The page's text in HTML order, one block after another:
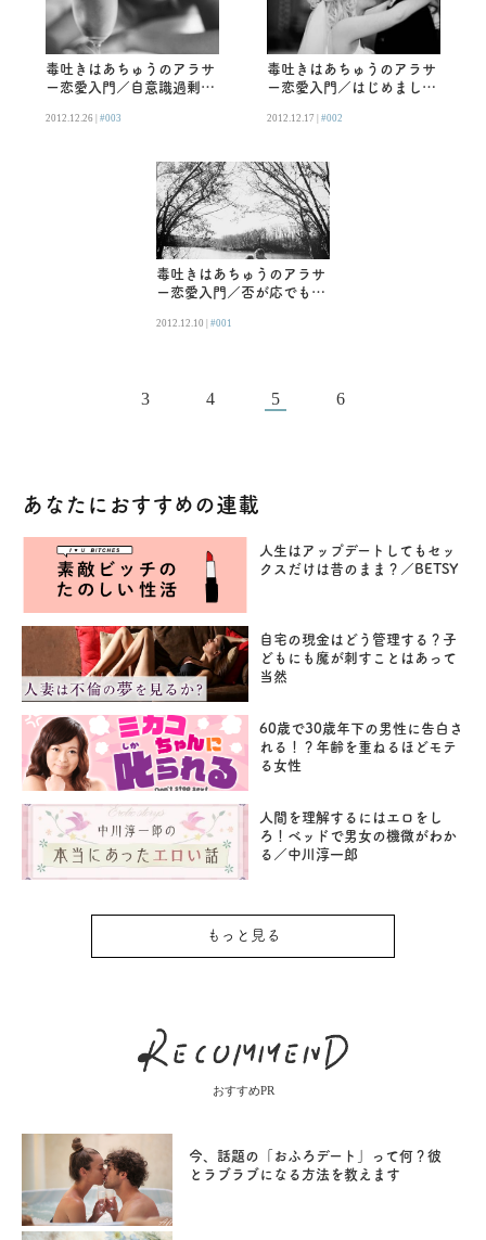
毒吐きはあちゅうのアラサ
ー恋愛入門／自意識過剰で
2012.12.26 | #003
毒吐きはあちゅうのアラサ
ー恋愛入門／はじめまし
2012.12.17 | #002
毒吐きはあちゅうのアラサ
ー恋愛入門／否が応でも結
週末
2012.12.10 | #001
3 4 5 6
あなたにおすすめの連載
人生はアップデートしてもセッ
クスだけは昔のまま？／BETSY
自宅の現金はどう管理する？子
どもにも魔が刺すことはあって
当然
60歳で30歳年下の男性に告白さ
れる！？年齢を重ねるほどモテ
る女性
人間を理解するにはエロをし
ろ！ベッドで男女の機微がわか
る／中川淳一郎
もっと見る
おすすめPR
今、話題の「おふろデート」って何？彼
とラブラブになる方法を教えます